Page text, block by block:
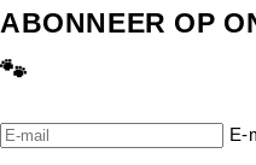
ABONNEER OP
🐾